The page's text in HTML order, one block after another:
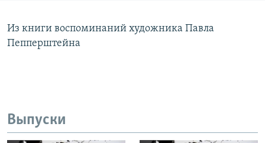
Из книги воспоминаний художника Павла
Пепперштейна
Выпуски